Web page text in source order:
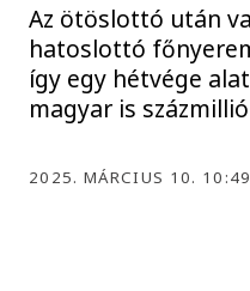
Az ötöslottó után
hatoslottó
így egy hétvége
magyar is
2025. MÁRCIUS 10. 10:49